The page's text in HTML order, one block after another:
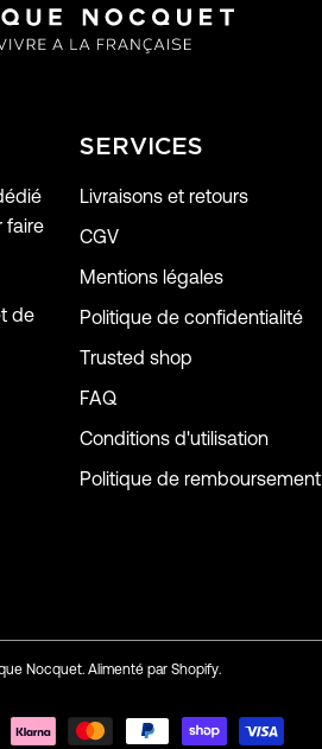
faire
de
SERVICES
Livraisons et retours
CGV
Mentions légales
Politique de confidentialité
Trusted shop
FAQ
Conditions d'utilisation
Politique de remboursement
Nocquet. Alimenté par Shopify.